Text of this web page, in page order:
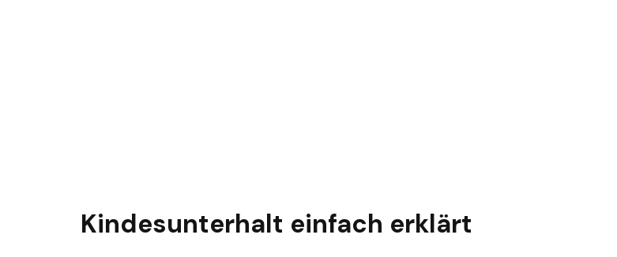
Kindesunterhalt einfach erklärt